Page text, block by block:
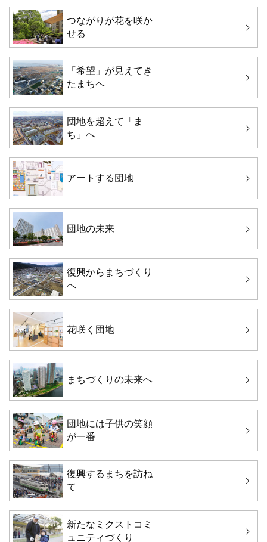
つながりが花を咲か
せる
「希望」が見えてき
たまちへ
団地を超えて「ま
ち」へ
アートする団地
団地の未来
復興からまちづくり
へ
花咲く団地
まちづくりの未来へ
団地には子供の笑顔
が一番
復興するまちを訪ね
て
新たなミクストコミ
ュニティづくり